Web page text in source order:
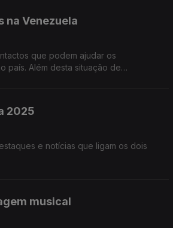
na Venezuela
que podem ajudar os
país. Além desta situação de
2025
e notícias que ligam os dois
musical